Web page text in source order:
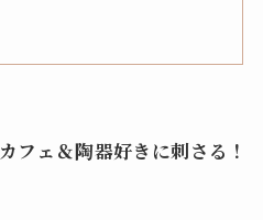
フェ＆陶器好きに刺さる！